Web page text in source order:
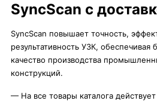
SyncScan с
SyncScan повышает точность,
результативность УЗК, обеспечивая
качество производства
конструкций.
— На все товары каталога действует